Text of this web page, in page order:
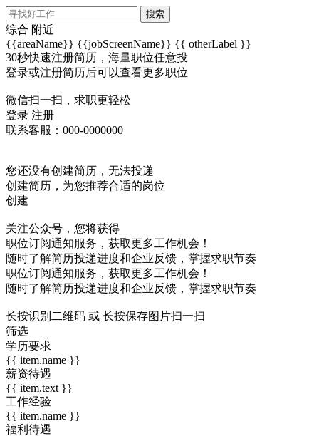
搜索
综合 附近
{{areaName}} {{jobScreenName}} {{ otherLabel }}
30秒快速注册简历，海量职位任意投
登录或注册简历后可以查看更多职位
微信扫一扫，求职更轻松
登录 注册
联系客服：000-0000000
您还没有创建简历，无法投递
创建简历，为您推荐合适的岗位
创建
关注公众号，您将获得
职位订阅通知服务，获取更多工作机会！
随时了解简历投递进度和企业反馈，掌握求职节奏
职位订阅通知服务，获取更多工作机会！
随时了解简历投递进度和企业反馈，掌握求职节奏
长按识别二维码 或 长按保存图片扫一扫
筛选
学历要求
{{ item.name }}
薪资待遇
{{ item.text }}
工作经验
{{ item.name }}
福利待遇